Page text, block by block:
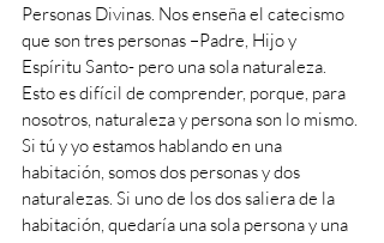
Personas Divinas. Nos enseña el catecismo
que son tres personas –Padre, Hijo y
Espíritu Santo- pero una sola naturaleza.
Esto es difícil de comprender, porque, para
nosotros, naturaleza y persona son lo mismo.
Si tú y yo estamos hablando en una
habitación, somos dos personas y dos
naturalezas. Si uno de los dos saliera de la
habitación, quedaría una sola persona y una